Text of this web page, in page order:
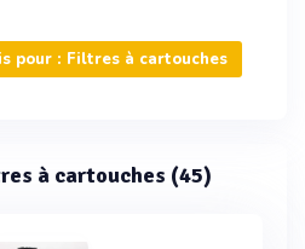
pour : Filtres à cartouches
à cartouches (45)